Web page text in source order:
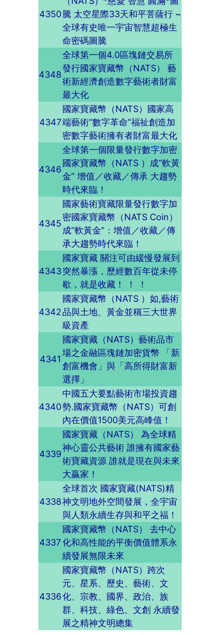
4350騰 太空星際33天和平菩薩行 ~
全球有史唯一宇宙智慧超極生
命密碼圖騰
4348
全球第一個4.0區塊鏈交易所
發行國家寶藏幣（NATS） 藝
術新經濟創造數字藝術者財富
最大化
4347
國家寶藏幣（NATS）國家高
端藝術“數字革命”福祉創造加
密數字藝術擁有者財富最大化
4346
全球第一個限量發行數字加密
國家寶藏幣（NATS ）成“軟黃
金” 增值／收藏／傳承 大趨勢
時代來臨！
4345
國家藝術寶藏限量發行數字加
密國家寶藏幣（NATS Coin）
成“軟黃金”：增值／收藏／傳
承大趨勢時代來臨！
4343
國家寶藏 關注可由緩慢發展到
突然暴漲，歷經數百年從未停
歇，就是收藏！ ！ ！
4342
國家寶藏幣（NATS ）如,藝術
品與土地、黃金並稱三大世界
級資產
4341
國家寶藏（NATS）藝術品市
場之金融區塊鏈加密貨幣 「新
創富機會」與「高所得財富新
選擇」
4340
中國五大要點藝術市場投資趨
勢.國家寶藏幣（NATS）可創
內在價值1500美元高峰值！
4339
國家寶藏（NATS） 為全球精
神心靈公共藝術 誰擁有國家藝
術寶藏資源 誰就是現在與未來
大贏家！
4338
全球首次 國家寶藏(NATS)精
神文明地外空間發展，全宇宙
與人類永續生存與和平之福！
4337
國家寶藏幣（NATS） 去中心
化和高性能的平衡價值體系永
續發展無限未來
4336
國家寶藏幣（NATS）跨次
元、星系、歷史、藝術、文
化、宗教、國界、政治、族
群、科技、綠色、文創 永續發
展之精神文明總集